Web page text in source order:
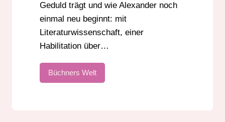
Geduld trägt und wie Alexander noch
einmal neu beginnt: mit
Literaturwissenschaft, einer
Habilitation über…
Büchners Welt